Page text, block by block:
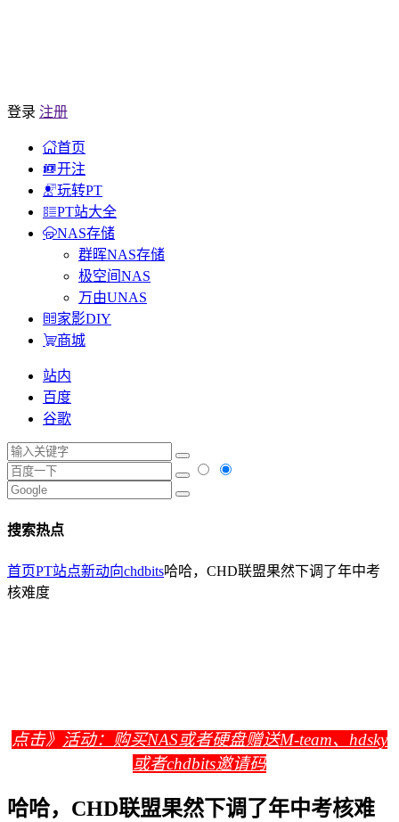
登录 注册
首页
开注
玩转PT
PT站大全
NAS存储
群晖NAS存储
极空间NAS
万由UNAS
家影DIY
商城
站内
百度
谷歌
搜索热点
首页PT站点新动向chdbits哈哈，CHD联盟果然下调了年中考
核难度
点击》 活动：购买NAS或者硬盘赠送M-team、hdsky
或者chdbits邀请码
哈哈，CHD联盟果然下调了年中考核难